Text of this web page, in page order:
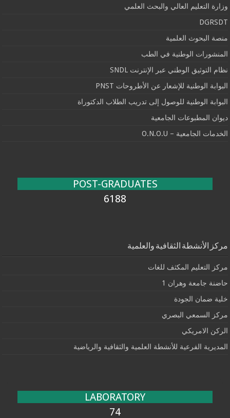
وزارة التعليم العالي والبحث العلمي
DGRSDT
منصة البحوث العلمية
المنشورات الوطنية في الطب
نظام التوثيق الوطني عبر الإنترنت SNDL
البوابة الوطنية للإشعار عن الأطروحات PNST
البوابة الوطنية للوصول إلى تدريب الطلاب الدكتوراة
ديوان المطبوعات الجامعية
الخدمات الجامعية – O.N.O.U
POST-GRADUATES
6188
مركز الأنشطة الثقافية والعلمية
مركز التعليم المكثف للغات
حاضنة جامعة وهران 1
خلية ضمان الجودة
مركز السمعي البصري
الركن الامريكي
المديرية الفرعية للأنشطة العلمية والثقافية والرياضية
LABORATORY
74